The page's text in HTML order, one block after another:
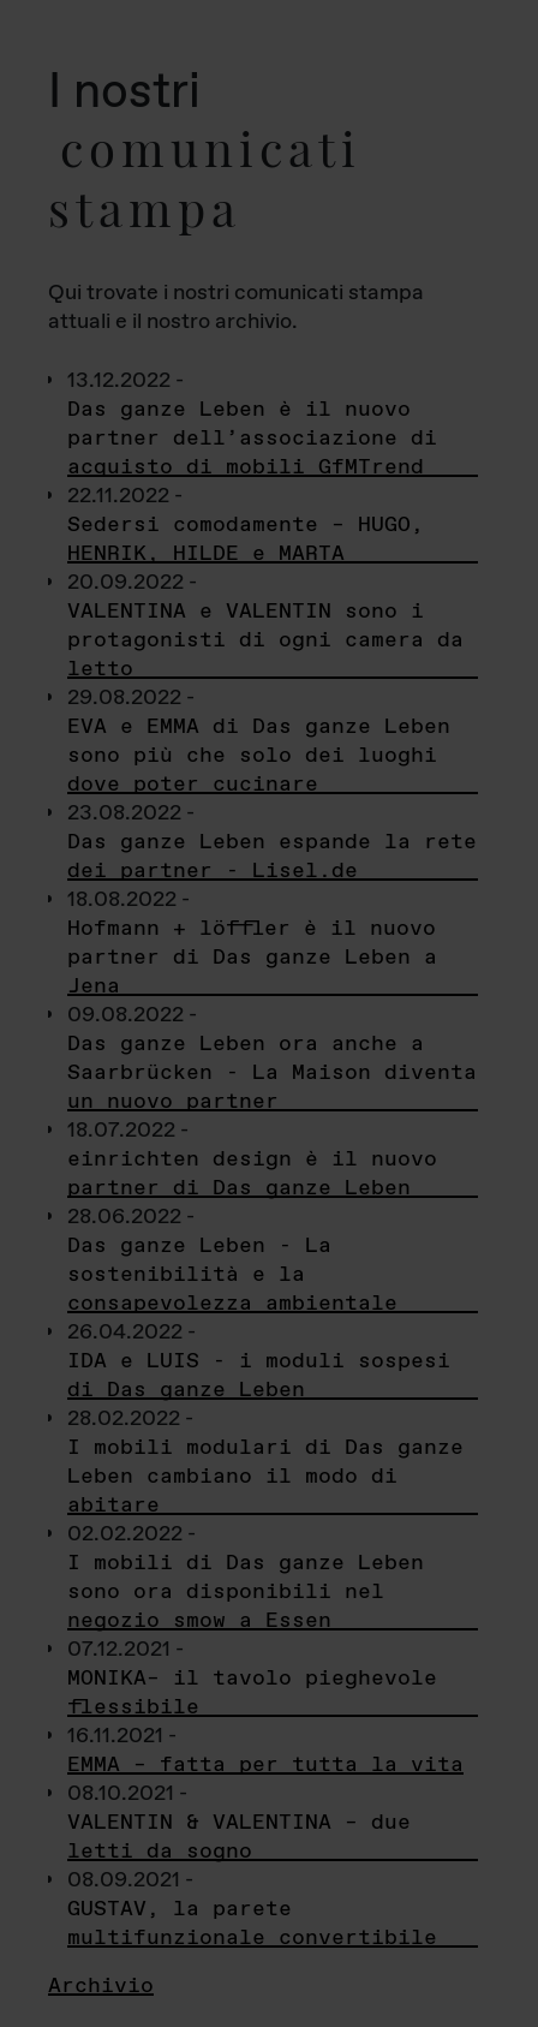
I nostri
comunicati
stampa
Qui trovate i nostri comunicati stampa
attuali e il nostro archivio.
13.12.2022 -
Das ganze Leben è il nuovo
partner dell’associazione di
acquisto di mobili GfMTrend
22.11.2022 -
Sedersi comodamente – HUGO,
HENRIK, HILDE e MARTA
20.09.2022 -
VALENTINA e VALENTIN sono i
protagonisti di ogni camera da
letto
29.08.2022 -
EVA e EMMA di Das ganze Leben
sono più che solo dei luoghi
dove poter cucinare
23.08.2022 -
Das ganze Leben espande la rete
dei partner - Lisel.de
18.08.2022 -
Hofmann + löffler è il nuovo
partner di Das ganze Leben a
Jena
09.08.2022 -
Das ganze Leben ora anche a
Saarbrücken - La Maison diventa
un nuovo partner
18.07.2022 -
einrichten design è il nuovo
partner di Das ganze Leben
28.06.2022 -
Das ganze Leben - La
sostenibilità e la
consapevolezza ambientale
26.04.2022 -
IDA e LUIS - i moduli sospesi
di Das ganze Leben
28.02.2022 -
I mobili modulari di Das ganze
Leben cambiano il modo di
abitare
02.02.2022 -
I mobili di Das ganze Leben
sono ora disponibili nel
negozio smow a Essen
07.12.2021 -
MONIKA– il tavolo pieghevole
flessibile
16.11.2021 -
EMMA – fatta per tutta la vita
08.10.2021 -
VALENTIN & VALENTINA – due
letti da sogno
08.09.2021 -
GUSTAV, la parete
multifunzionale convertibile
Archivio